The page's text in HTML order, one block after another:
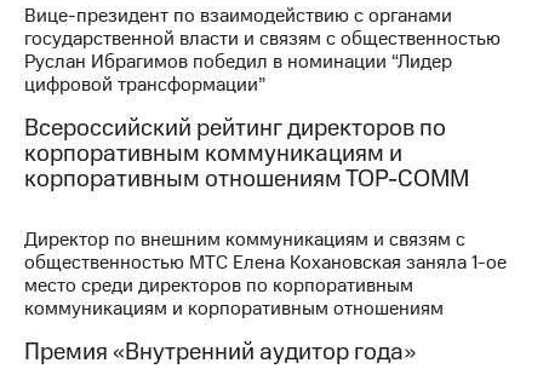
Интервью
Финансовая
отчетность
Контакты
Новости
регионе
и акционерам
Корпоративное
управление
Корпоративный
Вице-президент по взаимодействию с органами
государственной власти и связям с общественностью
Руслан Ибрагимов победил в номинации “Лидер
цифровой трансформации”
Всероссийский рейтинг директоров по
корпоративным коммуникациям и
корпоративным отношениям ТОР-СОММ
Директор по внешним коммуникациям и связям с
общественностью МТС Елена Кохановская заняла 1-ое
место среди директоров по корпоративным
коммуникациям и корпоративным отношениям
Премия «Внутренний аудитор года»